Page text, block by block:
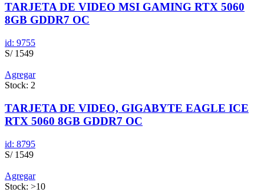
TARJETA DE VIDEO MSI GAMING RTX 5060
8GB GDDR7 OC
id: 9755
S/ 1549
Agregar
Stock: 2
TARJETA DE VIDEO, GIGABYTE EAGLE ICE
RTX 5060 8GB GDDR7 OC
id: 8795
S/ 1549
Agregar
Stock: >10